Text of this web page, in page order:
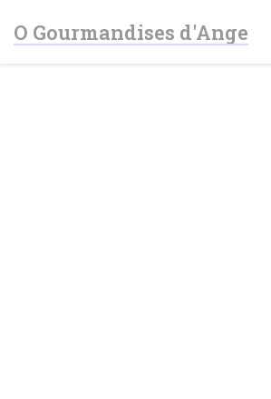
O Gourmandises d'Ange